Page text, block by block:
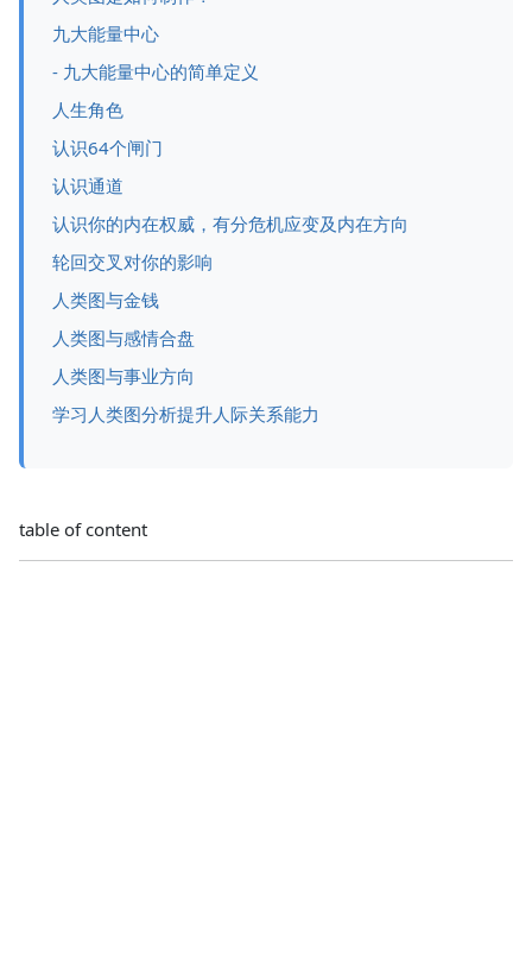
九大能量中心
- 九大能量中心的简单定义
人生角色
认识64个闸门
认识通道
认识你的内在权威，有分危机应变及内在方向
轮回交叉对你的影响
人类图与金钱
人类图与感情合盘
人类图与事业方向
学习人类图分析提升人际关系能力
table of content